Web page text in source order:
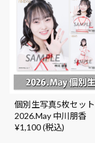
個別生写真5枚セット
2026.May 中川朋香
¥1,100 (税込)